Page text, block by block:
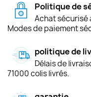
Politique de
Achat sécurisé
Modes de paiement
politique de
Délais de
71000 colis livrés.